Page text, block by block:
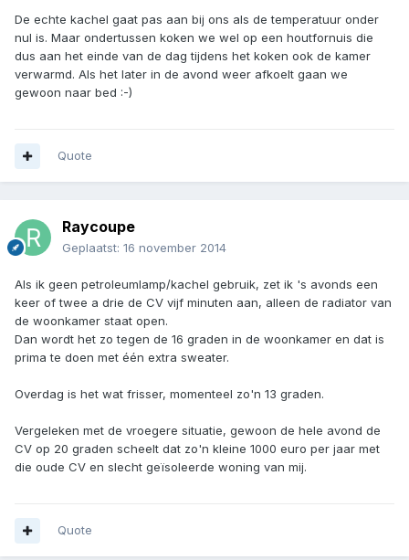
De echte kachel gaat pas aan bij ons als de temperatuur onder
nul is. Maar ondertussen koken we wel op een houtfornuis die
dus aan het einde van de dag tijdens het koken ook de kamer
verwarmd. Als het later in de avond weer afkoelt gaan we
gewoon naar bed :-)
Quote
Raycoupe
Geplaatst: 16 november 2014
Als ik geen petroleumlamp/kachel gebruik, zet ik 's avonds een
keer of twee a drie de CV vijf minuten aan, alleen de radiator van
de woonkamer staat open.
Dan wordt het zo tegen de 16 graden in de woonkamer en dat is
prima te doen met één extra sweater.
Overdag is het wat frisser, momenteel zo'n 13 graden.
Vergeleken met de vroegere situatie, gewoon de hele avond de
CV op 20 graden scheelt dat zo'n kleine 1000 euro per jaar met
die oude CV en slecht geïsoleerde woning van mij.
Quote